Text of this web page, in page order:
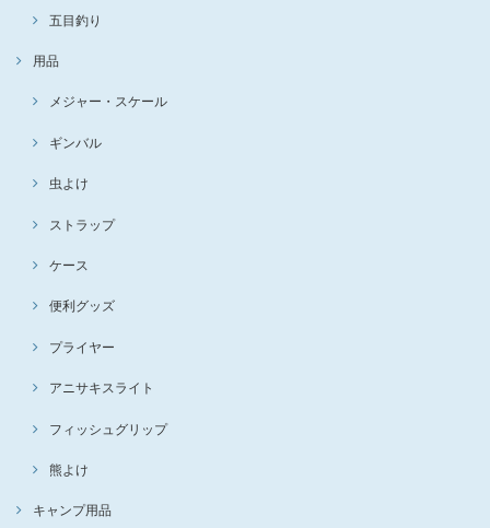
五目釣り
用品
メジャー・スケール
ギンバル
虫よけ
ストラップ
ケース
便利グッズ
プライヤー
アニサキスライト
フィッシュグリップ
熊よけ
キャンプ用品